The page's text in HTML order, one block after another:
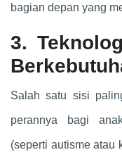
bagian depan yang
3.
Salah satu sisi
perannya bagi
(seperti autisme atau